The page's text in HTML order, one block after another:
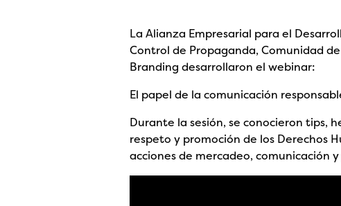
La Alianza Empresarial para el
Control de Propaganda, Comunidad
Branding desarrollaron el webinar:
El papel de la comunicación
Durante la sesión, se conocieron tips,
respeto y promoción de los Derechos
acciones de mercadeo, comunicación